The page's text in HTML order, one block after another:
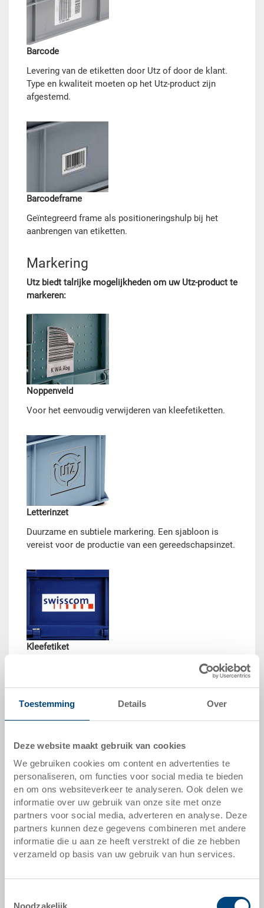
Toestemming Details Over
Deze website maakt gebruik van cookies
We gebruiken cookies om content en advertenties te
personaliseren, om functies voor social media te bieden
en om ons websiteverkeer te analyseren. Ook delen we
informatie over uw gebruik van onze site met onze
partners voor social media, adverteren en analyse. Deze
partners kunnen deze gegevens combineren met andere
informatie die u aan ze heeft verstrekt of die ze hebben
verzameld op basis van uw gebruik van hun services.
Noodzakelijk
Barcode
Levering van de etiketten door Utz of door de klant.
Type en kwaliteit moeten op het Utz-product zijn
afgestemd.
Barcodeframe
Geïntegreerd frame als positioneringshulp bij het
aanbrengen van etiketten.
Markering
Utz biedt talrijke mogelijkheden om uw Utz-product te
markeren:
Noppenveld
Voor het eenvoudig verwijderen van kleefetiketten.
Letterinzet
Duurzame en subtiele markering. Een sjabloon is
vereist voor de productie van een gereedschapsinzet.
Kleefetiket
Levering van de etiketten door Utz (sjabloon vereist)
of door de klant. Type en kwaliteit moeten op het Utz-
Folie-opdruk
Ideaal voor meerkleurige markeringen. Sjabloon
vereist.